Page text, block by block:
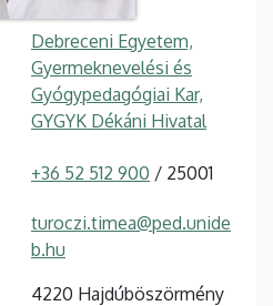
Debreceni Egyetem,
Gyermeknevelési és
Gyógypedagógiai Kar,
GYGYK Dékáni Hivatal
+36 52 512 900 / 25001
turoczi.timea@ped.unide
b.hu
4220 Hajdúböszörmény